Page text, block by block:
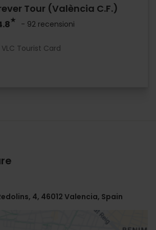
Tour (València C.F.)
- 92 recensioni
Tourist Card
4, 46012 Valencia, Spain